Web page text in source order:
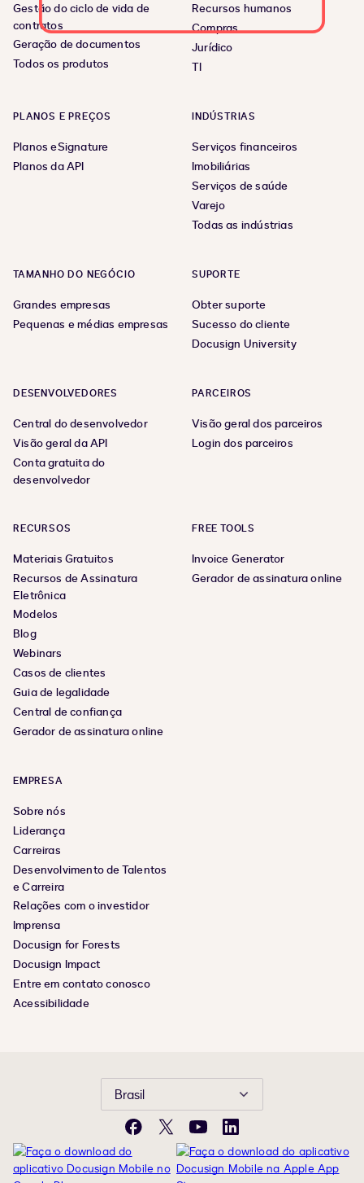
Gestão do ciclo de vida de
contratos
Geração de documentos
Todos os produtos
Recursos humanos
Compras
Jurídico
TI
PLANOS E PREÇOS
Planos eSignature
Planos da API
INDÚSTRIAS
Serviços financeiros
Imobiliárias
Serviços de saúde
Varejo
Todas as indústrias
TAMANHO DO NEGÓCIO
Grandes empresas
Pequenas e médias empresas
SUPORTE
Obter suporte
Sucesso do cliente
Docusign University
DESENVOLVEDORES
Central do desenvolvedor
Visão geral da API
Conta gratuita do
desenvolvedor
PARCEIROS
Visão geral dos parceiros
Login dos parceiros
RECURSOS
Materiais Gratuitos
Recursos de Assinatura
Eletrônica
Modelos
Blog
Webinars
Casos de clientes
Guia de legalidade
Central de confiança
Gerador de assinatura online
FREE TOOLS
Invoice Generator
Gerador de assinatura online
EMPRESA
Sobre nós
Liderança
Carreiras
Desenvolvimento de Talentos
e Carreira
Relações com o investidor
Imprensa
Docusign for Forests
Docusign Impact
Entre em contato conosco
Acessibilidade
Brasil
Facebook
X YouTubeLinkedIn